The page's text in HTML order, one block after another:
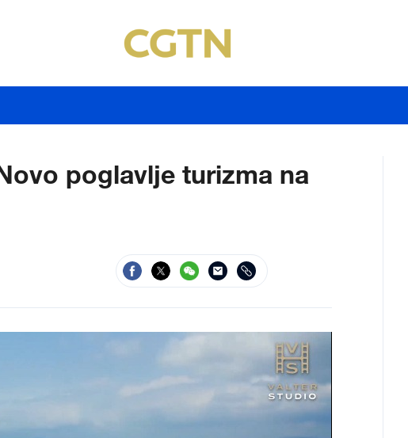
poglavlje turizma na